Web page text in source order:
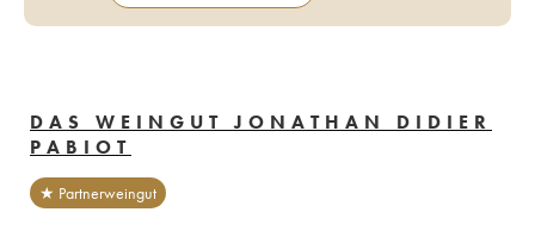
DAS WEINGUT JONATHAN DIDIER
PABIOT
★ Partnerweingut